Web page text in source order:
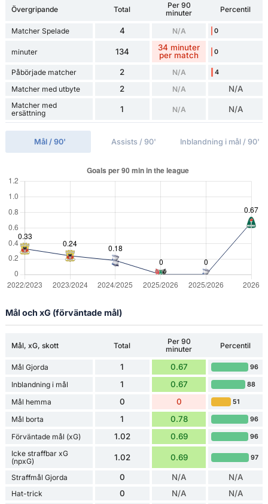
Övergripande Total
Per 90
minuter
Percentil
Matcher Spelade 4 N/A 0
minuter 134
34 minuter
per match
0
Påbörjade matcher 2 N/A 4
Matcher med utbyte 2 N/A N/A
Matcher med
ersättning
1 N/A N/A
Mål / 90' Assists / 90' Inblandning i mål / 90'
Mål och xG (förväntade mål)
Mål, xG, skott Total
Per 90
minuter
Percentil
Mål Gjorda 1 0.67 96
Inblandning i mål 1 0.67 88
Mål hemma 0 0 51
Mål borta 1 0.78 96
Förväntade mål (xG) 1.02 0.69 96
Icke straffbar xG
(npxG)
1.02 0.69 97
Straffmål Gjorda 0 N/A N/A
Hat-trick 0 N/A N/A